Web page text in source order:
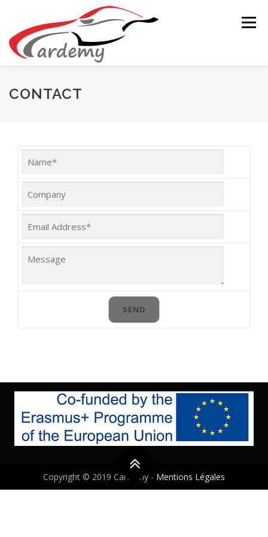
Menu
CONTACT
Copyright © 2019 Cardemy - Mentions Légales